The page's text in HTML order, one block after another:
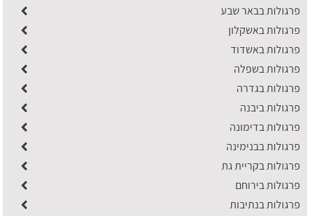
פרגולות בבאר שבע
פרגולות באשקלון
פרגולות באשדוד
פרגולות בשפלה
פרגולות בגדרה
פרגולות ביבנה
פרגולות בדימונה
פרגולות בבנימינה
פרגולות בקריית גת
פרגולות בירוחם
פרגולות בנתיבות